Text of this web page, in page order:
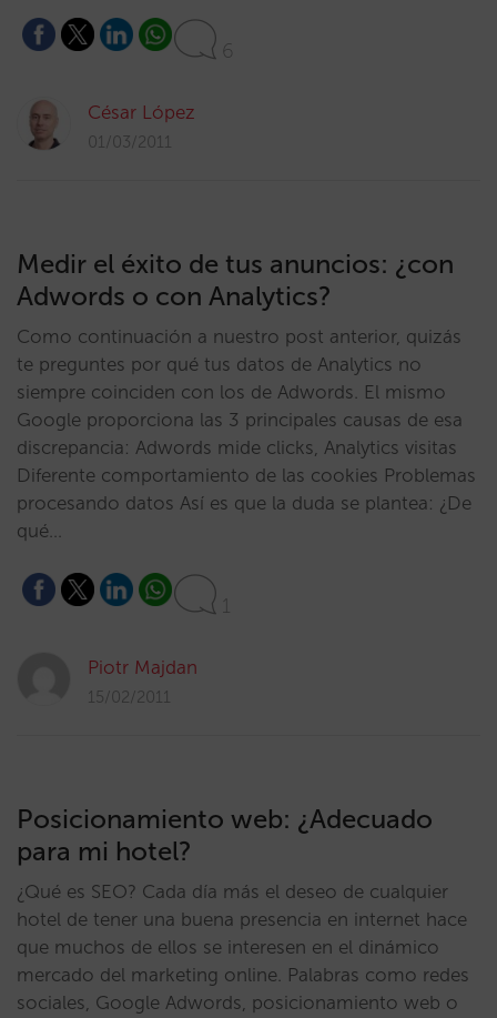
6
César López
01/03/2011
Medir el éxito de tus anuncios: ¿con
Adwords o con Analytics?
Como continuación a nuestro post anterior, quizás
te preguntes por qué tus datos de Analytics no
siempre coinciden con los de Adwords. El mismo
Google proporciona las 3 principales causas de esa
discrepancia: Adwords mide clicks, Analytics visitas
Diferente comportamiento de las cookies Problemas
procesando datos Así es que la duda se plantea: ¿De
qué…
1
Piotr Majdan
15/02/2011
Posicionamiento web: ¿Adecuado
para mi hotel?
¿Qué es SEO? Cada día más el deseo de cualquier
hotel de tener una buena presencia en internet hace
que muchos de ellos se interesen en el dinámico
mercado del marketing online. Palabras como redes
sociales, Google Adwords, posicionamiento web o